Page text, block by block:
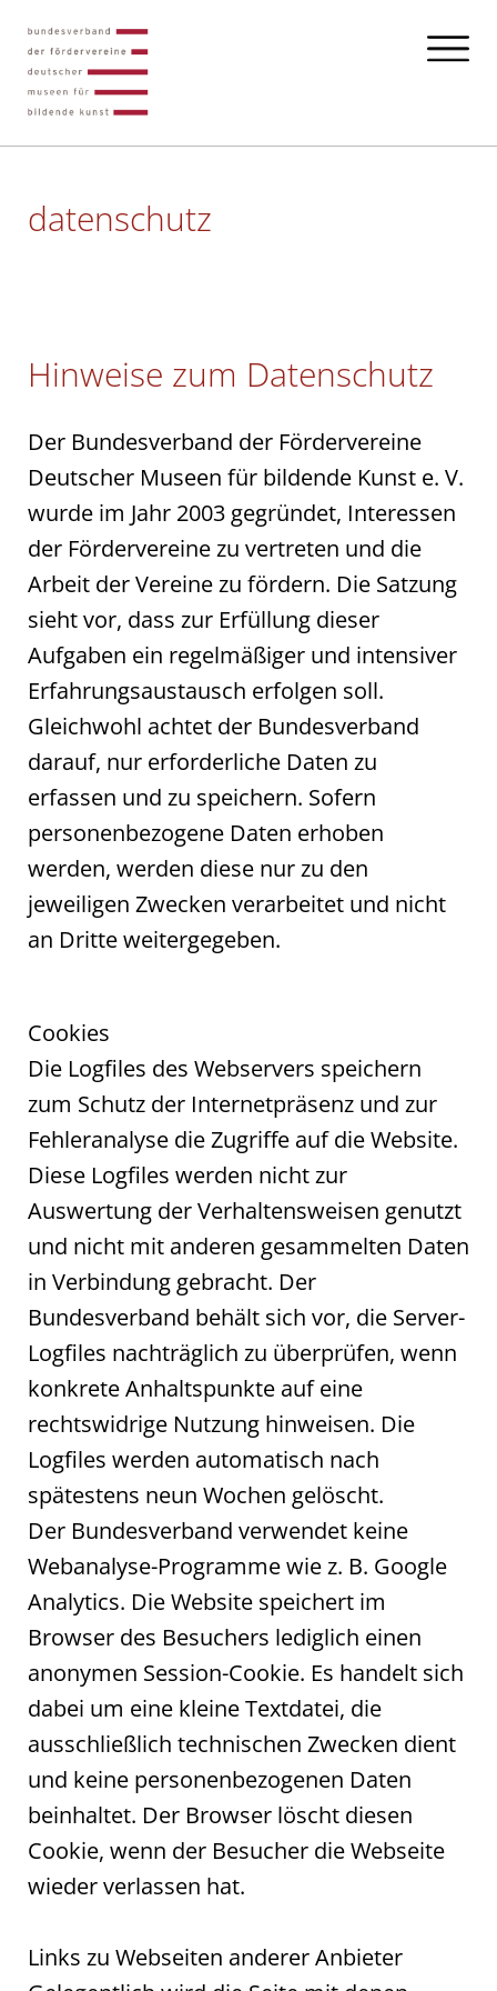
datenschutz
Hinweise zum Datenschutz
Der Bundesverband der Fördervereine
Deutscher Museen für bildende Kunst e. V.
wurde im Jahr 2003 gegründet, Interessen
der Fördervereine zu vertreten und die
Arbeit der Vereine zu fördern. Die Satzung
sieht vor, dass zur Erfüllung dieser
Aufgaben ein regelmäßiger und intensiver
Erfahrungsaustausch erfolgen soll.
Gleichwohl achtet der Bundesverband
darauf, nur erforderliche Daten zu
erfassen und zu speichern. Sofern
personenbezogene Daten erhoben
werden, werden diese nur zu den
jeweiligen Zwecken verarbeitet und nicht
an Dritte weitergegeben.
Cookies
Die Logfiles des Webservers speichern
zum Schutz der Internetpräsenz und zur
Fehleranalyse die Zugriffe auf die Website.
Diese Logfiles werden nicht zur
Auswertung der Verhaltensweisen genutzt
und nicht mit anderen gesammelten Daten
in Verbindung gebracht. Der
Bundesverband behält sich vor, die Server-
Logfiles nachträglich zu überprüfen, wenn
konkrete Anhaltspunkte auf eine
rechtswidrige Nutzung hinweisen. Die
Logfiles werden automatisch nach
spätestens neun Wochen gelöscht.
Der Bundesverband verwendet keine
Webanalyse-Programme wie z. B. Google
Analytics. Die Website speichert im
Browser des Besuchers lediglich einen
anonymen Session-Cookie. Es handelt sich
dabei um eine kleine Textdatei, die
ausschließlich technischen Zwecken dient
und keine personenbezogenen Daten
beinhaltet. Der Browser löscht diesen
Cookie, wenn der Besucher die Webseite
wieder verlassen hat.
Links zu Webseiten anderer Anbieter